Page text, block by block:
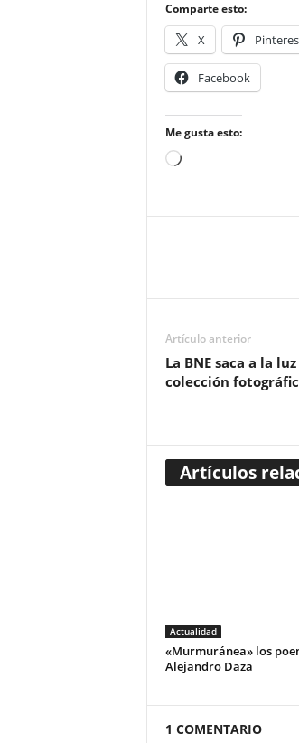
Comparte esto:
X
Facebook
Me gusta esto:
Cargando...
Artículo anterior
La BNE saca a la
colección
Artículos
Actualidad
«Murmuránea» los
Alejandro Daza
1 COMENTARIO